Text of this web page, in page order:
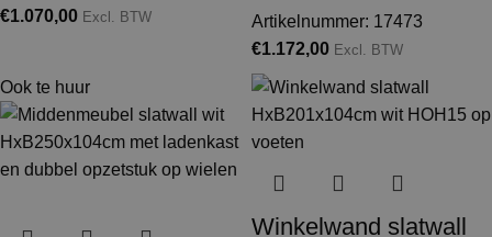
€1.070,00 Excl. BTW
Artikelnummer: 17473
€1.172,00 Excl. BTW
Ook te huur
Winkelwand slatwall